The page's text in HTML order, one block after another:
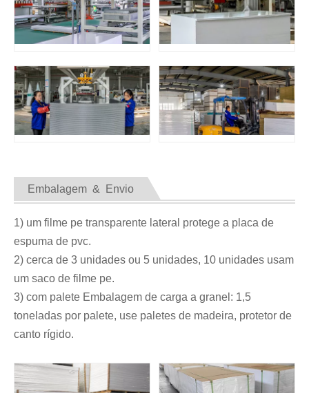
Embalagem & Envio
1) um filme pe transparente lateral protege a placa de
espuma de pvc.
2) cerca de 3 unidades ou 5 unidades, 10 unidades usam
um saco de filme pe.
3) com palete Embalagem de carga a granel: 1,5
toneladas por palete, use paletes de madeira, protetor de
canto rígido.